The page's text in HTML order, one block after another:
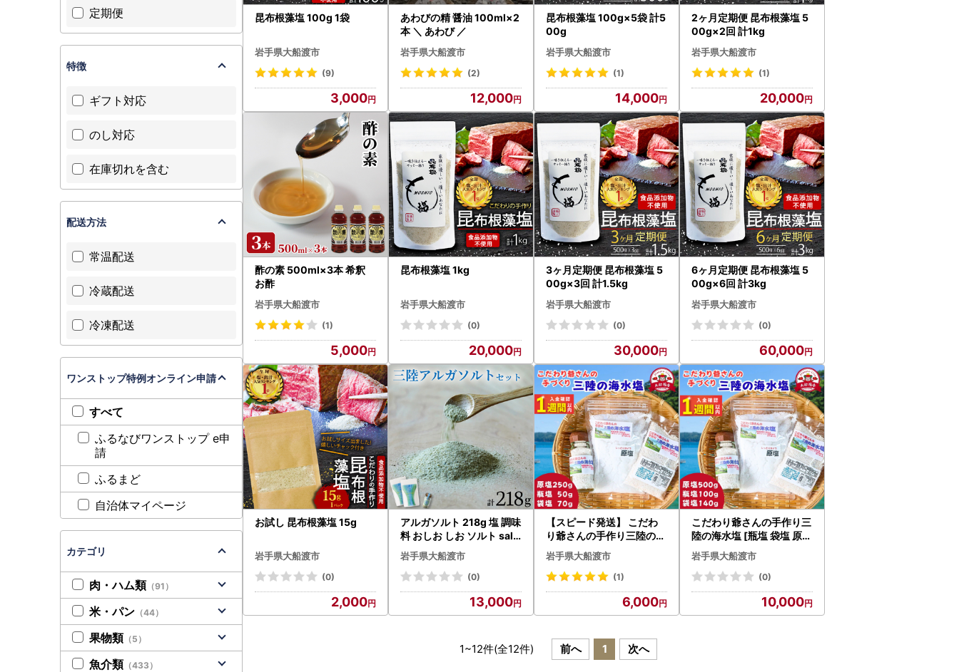
昆布根藻塩 100g 1袋
岩手県大船渡市
(9)
3,000
あわびの精 醤油 100ml×2
本 ＼ あわび ／
岩手県大船渡市
(2)
12,000
昆布根藻塩 100g×5袋 計5
00g
岩手県大船渡市
(1)
14,000
2ヶ月定期便 昆布根藻塩 5
00g×2回 計1kg
岩手県大船渡市
(1)
20,000
酢の素 500ml×3本 希釈
お酢
岩手県大船渡市
(1)
5,000
昆布根藻塩 1kg
岩手県大船渡市
(0)
20,000
3ヶ月定期便 昆布根藻塩 5
00g×3回 計1.5kg
岩手県大船渡市
(0)
30,000
6ヶ月定期便 昆布根藻塩 5
00g×6回 計3kg
岩手県大船渡市
(0)
60,000
お試し 昆布根藻塩 15g
岩手県大船渡市
(0)
2,000
アルガソルト 218g 塩 調味
料 おしお しお ソルト salt
ミニボトル 料理 味付 岩手
県 大船渡市
岩手県大船渡市
(0)
13,000
【スピード発送】 こだわ
り爺さんの手作り三陸の海
水塩 [瓶塩 袋塩 原塩]×1
岩手県大船渡市
(1)
6,000
こだわり爺さんの手作り三
陸の海水塩 [瓶塩 袋塩 原塩
]×2
岩手県大船渡市
(0)
10,000
1~12件(全12件) 前へ 1 次へ
定期便
特徴
ギフト対応
のし対応
在庫切れを含む
配送方法
常温配送
冷蔵配送
冷凍配送
ワンストップ特例オンライン申請
すべて
ふるなびワンストップ e申
請
ふるまど
自治体マイページ
カテゴリ
肉・ハム類 （91）
米・パン （44）
果物類 （5）
魚介類 （433）